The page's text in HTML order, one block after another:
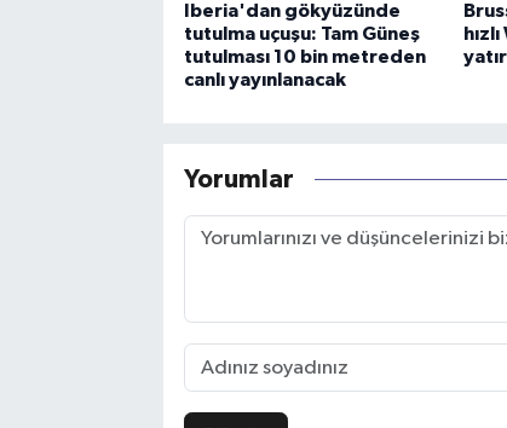
Iberia'dan gökyüzünde
tutulma uçuşu: Tam Güneş
tutulması 10 bin metreden
canlı yayınlanacak
Yorumlar